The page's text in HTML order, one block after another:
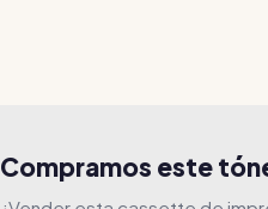
Compramos este